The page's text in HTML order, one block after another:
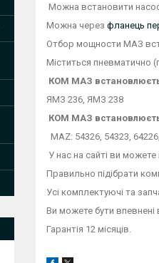
Можна встановити
Можна через фланець
Отбор мощности МАЗ
Міститься пневматично
КОМ МАЗ
ЯМЗ 236, ЯМЗ 238
КОМ МАЗ
MAZ: 54326, 54323,
У нас на сайті ви
Правильно підібрати
Усі комплектуючі та
Ви можете бути впевнені
Гарантія 12 місяців.